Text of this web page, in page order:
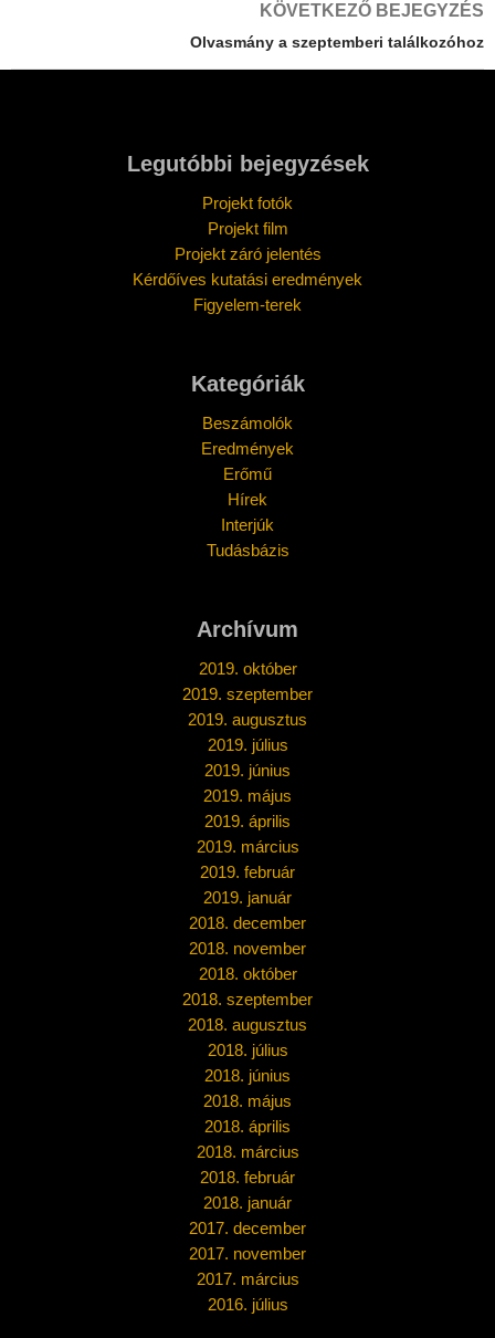
KÖVETKEZŐ BEJEGYZÉS
Olvasmány a szeptemberi találkozóhoz
Legutóbbi bejegyzések
Projekt fotók
Projekt film
Projekt záró jelentés
Kérdőíves kutatási eredmények
Figyelem-terek
Kategóriák
Beszámolók
Eredmények
Erőmű
Hírek
Interjúk
Tudásbázis
Archívum
2019. október
2019. szeptember
2019. augusztus
2019. július
2019. június
2019. május
2019. április
2019. március
2019. február
2019. január
2018. december
2018. november
2018. október
2018. szeptember
2018. augusztus
2018. július
2018. június
2018. május
2018. április
2018. március
2018. február
2018. január
2017. december
2017. november
2017. március
2016. július